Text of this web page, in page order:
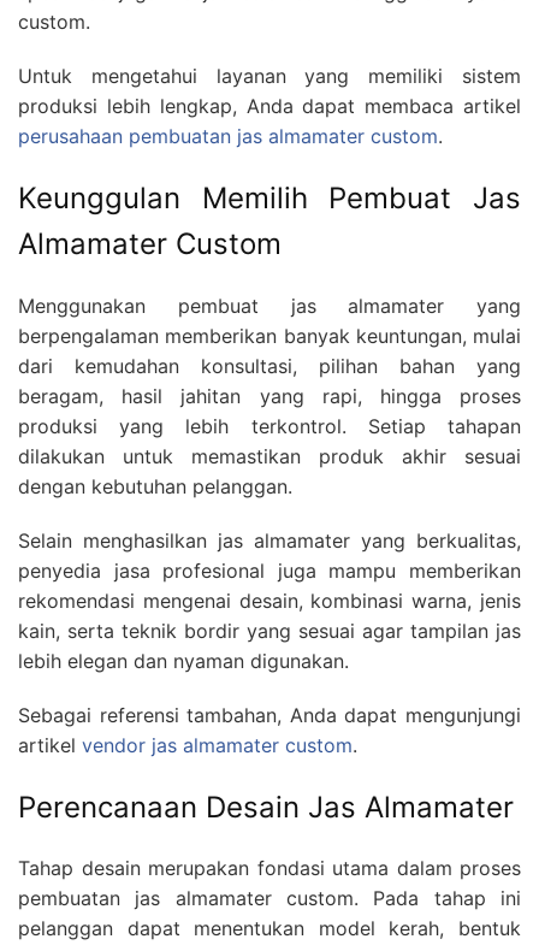
custom.
Untuk mengetahui layanan yang memiliki sistem
produksi lebih lengkap, Anda dapat membaca artikel
perusahaan pembuatan jas almamater custom.
Keunggulan Memilih Pembuat Jas
Almamater Custom
Menggunakan pembuat jas almamater yang
berpengalaman memberikan banyak keuntungan, mulai
dari kemudahan konsultasi, pilihan bahan yang
beragam, hasil jahitan yang rapi, hingga proses
produksi yang lebih terkontrol. Setiap tahapan
dilakukan untuk memastikan produk akhir sesuai
dengan kebutuhan pelanggan.
Selain menghasilkan jas almamater yang berkualitas,
penyedia jasa profesional juga mampu memberikan
rekomendasi mengenai desain, kombinasi warna, jenis
kain, serta teknik bordir yang sesuai agar tampilan jas
lebih elegan dan nyaman digunakan.
Sebagai referensi tambahan, Anda dapat mengunjungi
artikel vendor jas almamater custom.
Perencanaan Desain Jas Almamater
Tahap desain merupakan fondasi utama dalam proses
pembuatan jas almamater custom. Pada tahap ini
pelanggan dapat menentukan model kerah, bentuk